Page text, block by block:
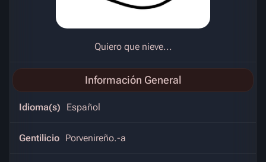
Quiero que nieve...
Información General
Idioma(s) Español
Gentilicio Porvenireño.-a